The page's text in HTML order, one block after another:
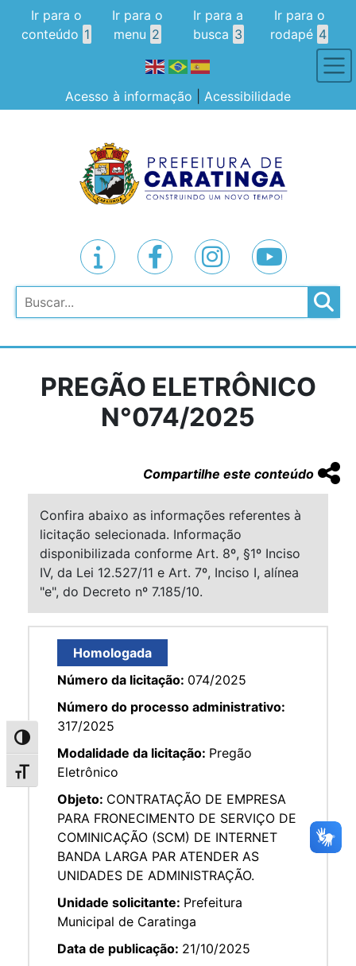
Alternar alto contraste
Alternar tamanho da fonte
Ir para o
conteúdo 1
Ir para o
menu 2
Ir para a
busca 3
Ir para o
rodapé 4
Acesso à informação Acessibilidade
Pesquisar
PREGÃO ELETRÔNICO
N°074/2025
Compartilhe este conteúdo
Confira abaixo as informações referentes à
licitação selecionada. Informação
disponibilizada conforme Art. 8º, §1º Inciso
IV, da Lei 12.527/11 e Art. 7º, Inciso I, alínea
"e", do Decreto nº 7.185/10.
Homologada
Número da licitação: 074/2025
Número do processo administrativo:
317/2025
Modalidade da licitação: Pregão
Eletrônico
Objeto: CONTRATAÇÃO DE EMPRESA
PARA FRONECIMENTO DE SERVIÇO DE
COMINICAÇÃO (SCM) DE INTERNET
BANDA LARGA PAR ATENDER AS
UNIDADES DE ADMINISTRAÇÃO.
Unidade solicitante: Prefeitura
Municipal de Caratinga
Data de publicação: 21/10/2025